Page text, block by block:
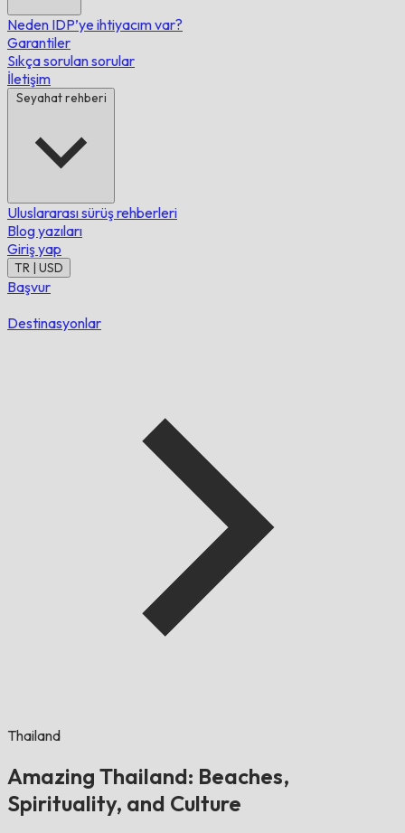
Neden IDP’ye ihtiyacım var?
Garantiler
Sıkça sorulan sorular
İletişim
Seyahat rehberi
Uluslararası sürüş rehberleri
Blog yazıları
Giriş yap
TR | USD
Başvur
Destinasyonlar
Thailand
Amazing Thailand: Beaches,
Spirituality, and Culture